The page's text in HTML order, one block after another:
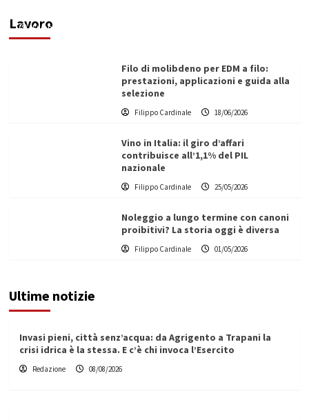
LavoroFilippo Cardinale
Filo di molibdeno per EDM a filo:
prestazioni, applicazioni e guida alla
selezione
Filippo Cardinale 18/06/2026
Vino in Italia: il giro d’affari
contribuisce all’1,1% del PIL
nazionale
Filippo Cardinale 25/05/2026
Noleggio a lungo termine con canoni
proibitivi? La storia oggi è diversa
Filippo Cardinale 01/05/2026
Ultime notizie
Invasi pieni, città senz’acqua: da Agrigento a Trapani la
crisi idrica è la stessa. E c’è chi invoca l’Esercito
Redazione 08/08/2026